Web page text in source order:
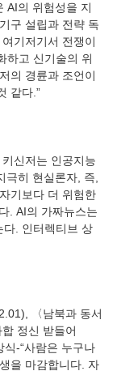
AI의 위험성을 지
구 설립과 전략 독
기저기서 전쟁이
하고 신기술의 위
의 경륜과 조언이
극히 현실론자, 즉,
기보다 더 위험한
. AI의 가짜뉴스는
다. 인터렉티브 상
정신 받들어
식-“사람은 누구나
을 마감합니다. 자